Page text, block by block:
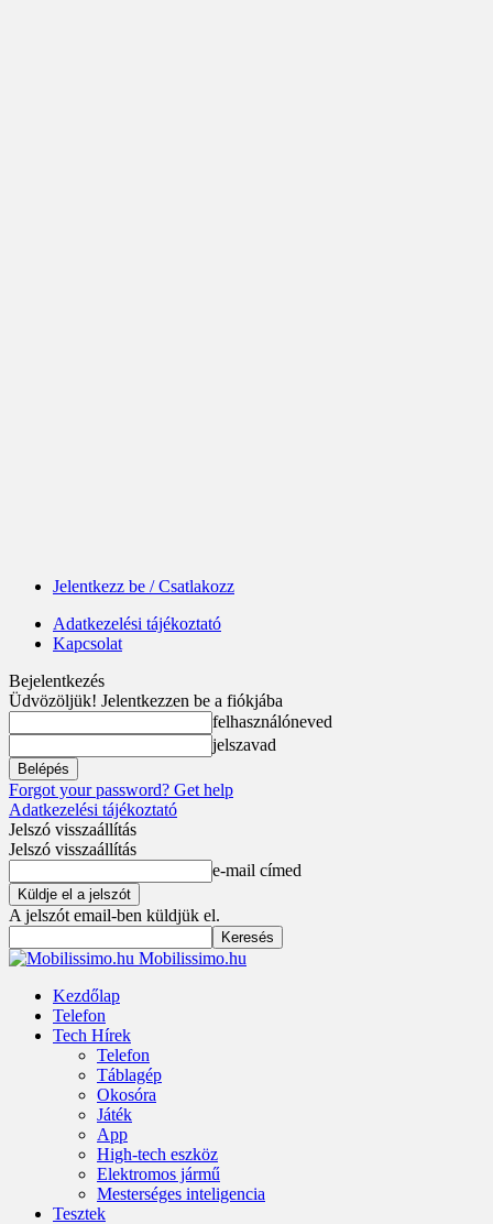
Jelentkezz be / Csatlakozz
Adatkezelési tájékoztató
Kapcsolat
Bejelentkezés
Üdvözöljük! Jelentkezzen be a fiókjába
felhasználóneved
jelszavad
Forgot your password? Get help
Adatkezelési tájékoztató
Jelszó visszaállítás
Jelszó visszaállítás
e-mail címed
A jelszót email-ben küldjük el.
Mobilissimo.hu
Kezdőlap
Telefon
Tech Hírek
Telefon
Táblagép
Okosóra
Játék
App
High-tech eszköz
Elektromos jármű
Mesterséges inteligencia
Tesztek